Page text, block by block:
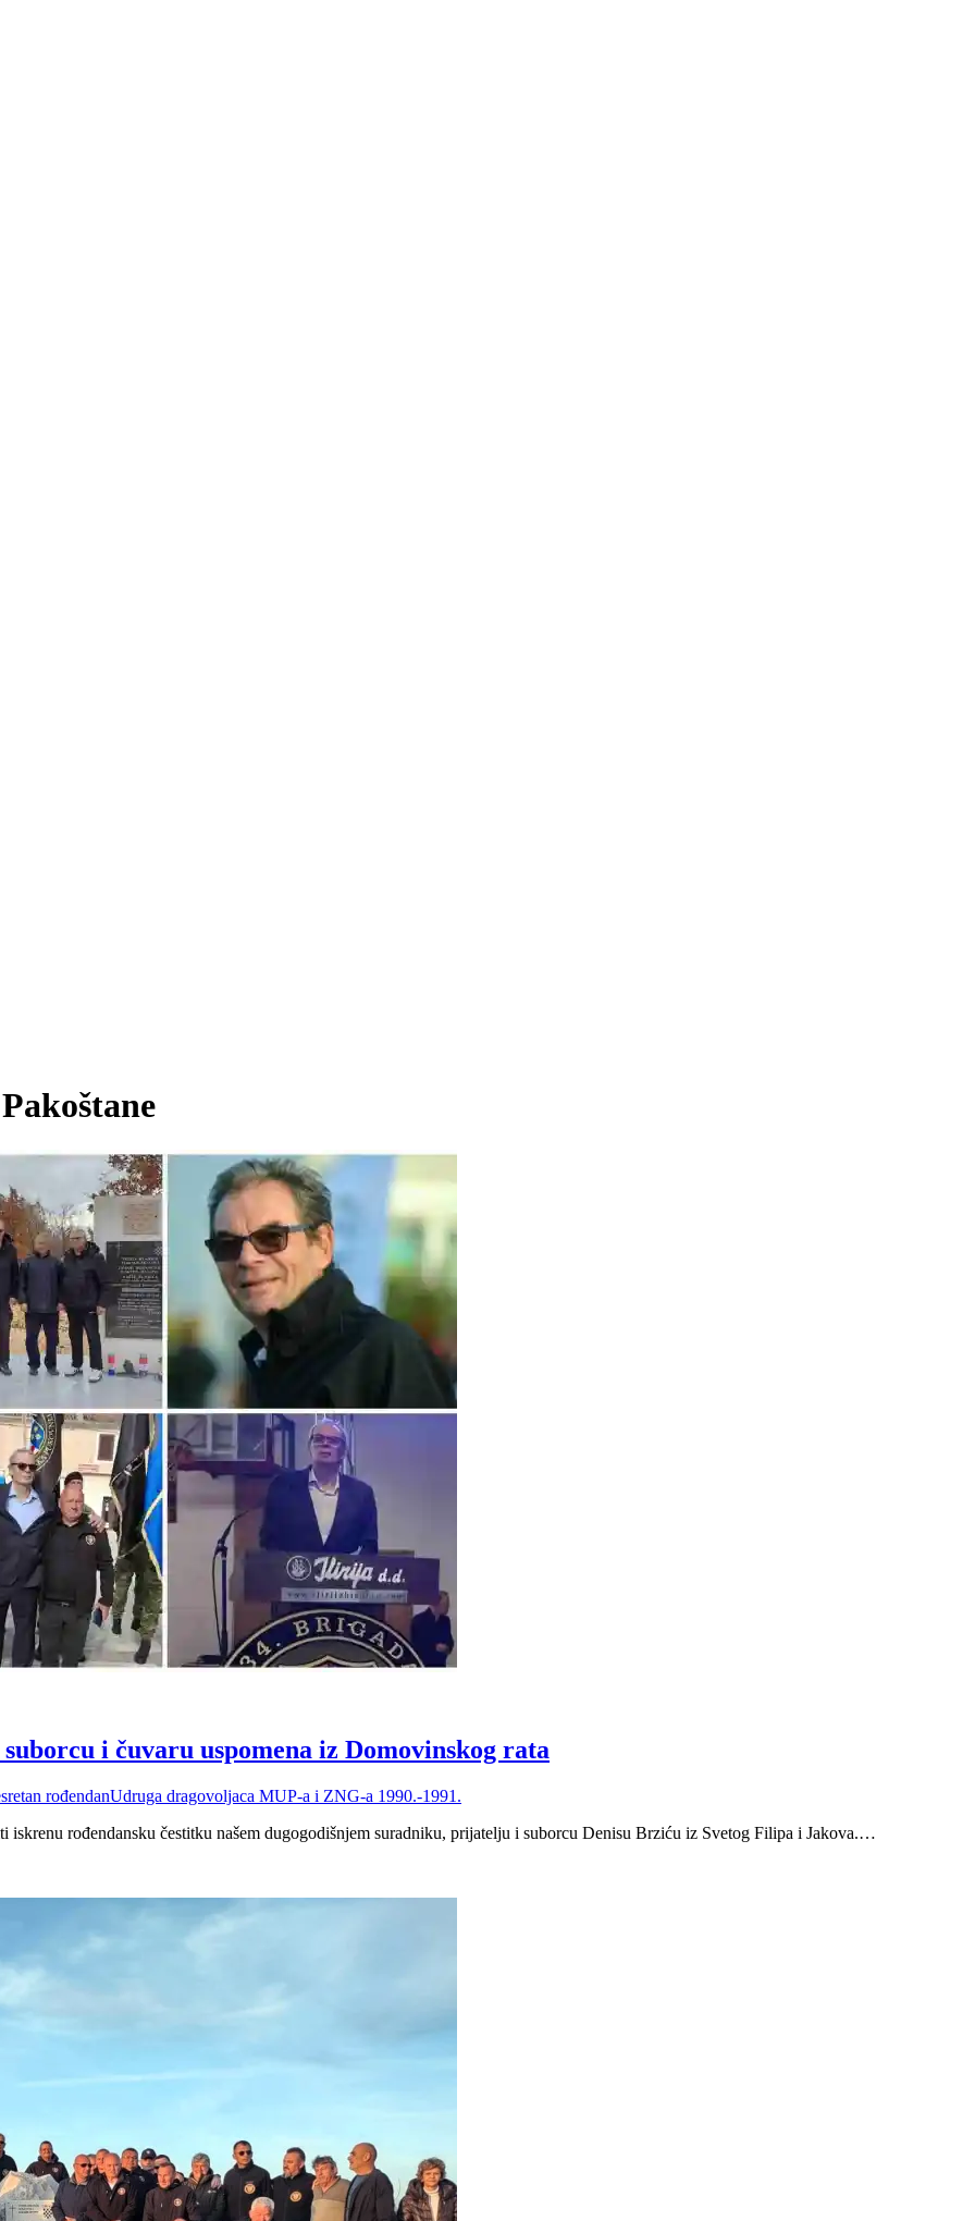
i čuvaru uspomena iz Domovinskog rata
sretan rođendanUdruga dragovoljaca MUP-a i ZNG-a 1990.-1991.
iskrenu rođendansku čestitku našem dugogodišnjem suradniku, prijatelju i suborcu Denisu Brziću iz Svetog Filipa i Jakova.…